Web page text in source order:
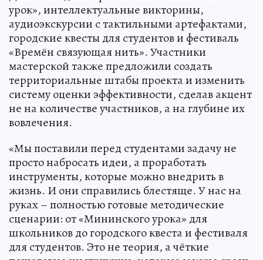
урок», интеллектуальные викторины,
аудиоэкскурсии с тактильными артефактами,
городские квесты для студентов и фестиваль
«Времён связующая нить». Участники
мастерской также предложили создать
территориальные штабы проекта и изменить
систему оценки эффективности, сделав акцент
не на количестве участников, а на глубине их
вовлечения.
«Мы поставили перед студентами задачу не
просто набросать идеи, а проработать
инструменты, которые можно внедрить в
жизнь. И они справились блестяще. У нас на
руках – полностью готовые методические
сценарии: от «Мининского урока» для
школьников до городского квеста и фестиваля
для студентов. Это не теория, а чёткие